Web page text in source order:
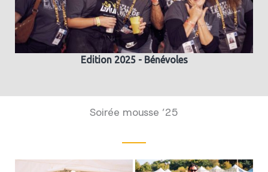
Edition 2025 - Bénévoles
Soirée mousse ’25